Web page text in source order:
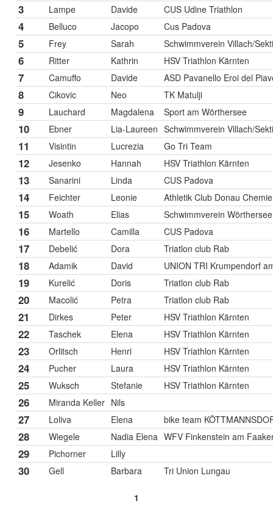
3 Lampe Davide CUS Udine Triathlon
4 Belluco Jacopo Cus Padova
5 Frey Sarah Schwimmverein Villach/
6 Ritter Kathrin HSV Triathlon Kärnten
7 Camuffo Davide ASD Pavanello Eroi del
8 Cikovic Neo TK Matulji
9 Lauchard Magdalena Sport am Wörthersee
10 Ebner Lia-Laureen Schwimmverein Villach/
11 Visintin Lucrezia Go Tri Team
12 Jesenko Hannah HSV Triathlon Kärnten
13 Sanarini Linda CUS Padova
14 Feichter Leonie Athletik Club Donau
15 Woath Elias Schwimmverein Wörthersee
16 Martello Camilla CUS Padova
17 Debelić Dora Triatlon club Rab
18 Adamik David UNION TRI Krumpendorf
19 Kurelić Doris Triatlon club Rab
20 Macolić Petra Triatlon club Rab
21 Dirkes Peter HSV Triathlon Kärnten
22 Taschek Elena HSV Triathlon Kärnten
23 Orlitsch Henri HSV Triathlon Kärnten
24 Pucher Laura HSV Triathlon Kärnten
25 Wuksch Stefanie HSV Triathlon Kärnten
26 Miranda Keller Nils
27 Loliva Elena bike team
28 Wiegele Nadia Elena WFV Finkenstein am
29 Pichorner Lilly
30 Gell Barbara Tri Union Lungau
1